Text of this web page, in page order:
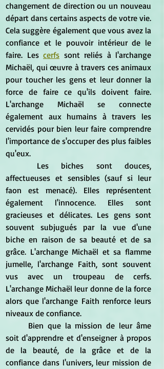
changement de direction ou un nouveau
départ dans certains aspects de votre vie.
Cela suggère également que vous avez la
confiance et le pouvoir intérieur de le
faire. Les cerfs sont reliés à l'archange
Michaël, qui œuvre à travers ces animaux
pour toucher les gens et leur donner la
force de faire ce qu'ils doivent faire.
L'archange Michaël se connecte
également aux humains à travers les
cervidés pour bien leur faire comprendre
l'importance de s'occuper des plus faibles
qu'eux.
affectueuses et sensibles (sauf si leur
faon est menacé). Elles représentent
également l'innocence. Elles sont
gracieuses et délicates. Les gens sont
souvent subjugués par la vue d'une
biche en raison de sa beauté et de sa
grâce. L'archange Michaël et sa flamme
jumelle, l'archange Faith, sont souvent
vus avec un troupeau de cerfs.
L'archange Michaël leur donne de la force
alors que l'archange Faith renforce leurs
niveaux de confiance.
soit d'apprendre et d'enseigner à propos
de la beauté, de la grâce et de la
confiance dans l'univers, leur mission de